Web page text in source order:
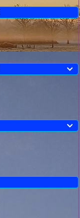

